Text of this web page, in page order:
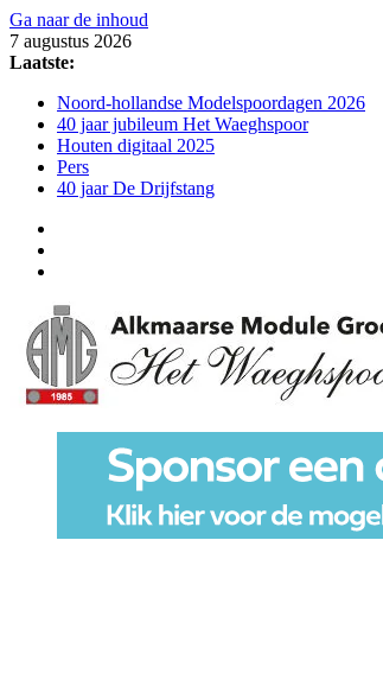
Ga naar de inhoud
7 augustus 2026
Laatste:
Noord-hollandse Modelspoordagen 2026
40 jaar jubileum Het Waeghspoor
Houten digitaal 2025
Pers
40 jaar De Drijfstang